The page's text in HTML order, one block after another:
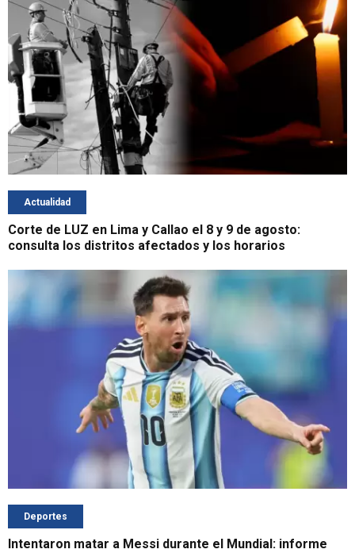
Actualidad
Corte de LUZ en Lima y Callao el 8 y 9 de agosto:
consulta los distritos afectados y los horarios
Deportes
Intentaron matar a Messi durante el Mundial: informe